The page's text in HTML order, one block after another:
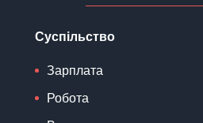
Суспільство
Зарплата
Робота